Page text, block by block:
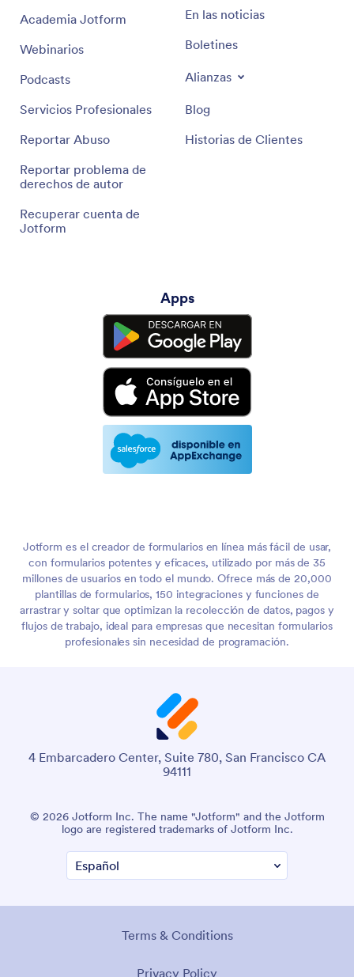
Academia Jotform
Webinarios
Podcasts
Servicios Profesionales
Reportar Abuso
Reportar problema de
derechos de autor
Recuperar cuenta de
Jotform
En las noticias
Boletines
Alianzas
Blog
Historias de Clientes
Apps
Jotform es el creador de formularios en línea más fácil de usar,
con formularios potentes y eficaces, utilizado por más de 35
millones de usuarios en todo el mundo. Ofrece más de 20,000
plantillas de formularios, 150 integraciones y funciones de
arrastrar y soltar que optimizan la recolección de datos, pagos y
flujos de trabajo, ideal para empresas que necesitan formularios
profesionales sin necesidad de programación.
4 Embarcadero Center, Suite 780, San Francisco CA
94111
© 2026 Jotform Inc. The name "Jotform" and the Jotform
logo are registered trademarks of Jotform Inc.
Terms & Conditions
Privacy Policy